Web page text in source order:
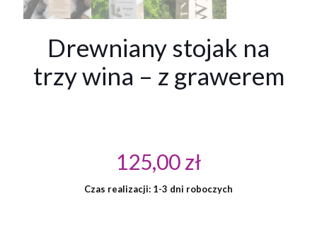
Drewniany stojak na
trzy wina – z grawerem
125,00zł
Czas realizacji: 1-3 dni roboczych